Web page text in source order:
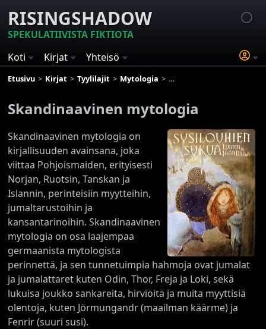
RISINGSHADOW
SPEKULATIIVISTA FIKTIOTA
Koti
Kirjat Yhteisö
Etusivu Kirjat Tyylilajit Mytologia Skandinaavinen mytologia
Skandinaavinen mytologia
Skandinaavinen mytologia on
kirjallisuuden avainsana, joka
viittaa Pohjoismaiden, erityisesti
Norjan, Ruotsin, Tanskan ja
Islannin, perinteisiin myytteihin,
jumaltarustoihin ja
kansantarinoihin. Skandinaavinen
mytologia on osa laajempaa
germaanista mytologista
perinnettä, ja sen tunnetuimpia hahmoja ovat jumalat
ja jumalattaret kuten Odin, Thor, Freja ja Loki, sekä
lukuisa joukko sankareita, hirviöitä ja muita myyttisiä
olentoja, kuten Jörmungandr (maailman käärme) ja
Fenrir (suuri susi).